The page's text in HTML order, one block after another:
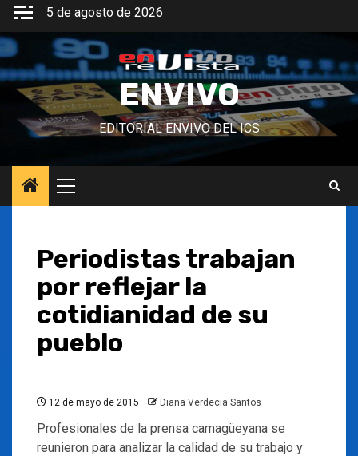
Saltar
contenido
5 de agosto de 2026
ENVIVO
EDITORIAL ENVIVO DEL ICS
Menú
principal
Periodistas trabajan
por reflejar la
cotidianidad de su
pueblo
12 de mayo de 2015 Diana Verdecia Santos
Profesionales de la prensa camagüeyana se
reunieron para analizar la calidad de su trabajo y